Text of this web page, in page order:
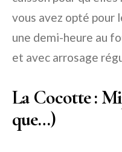
vous avez opté pour
une demi-heure au
et avec arrosage
La Cocotte :
que…)